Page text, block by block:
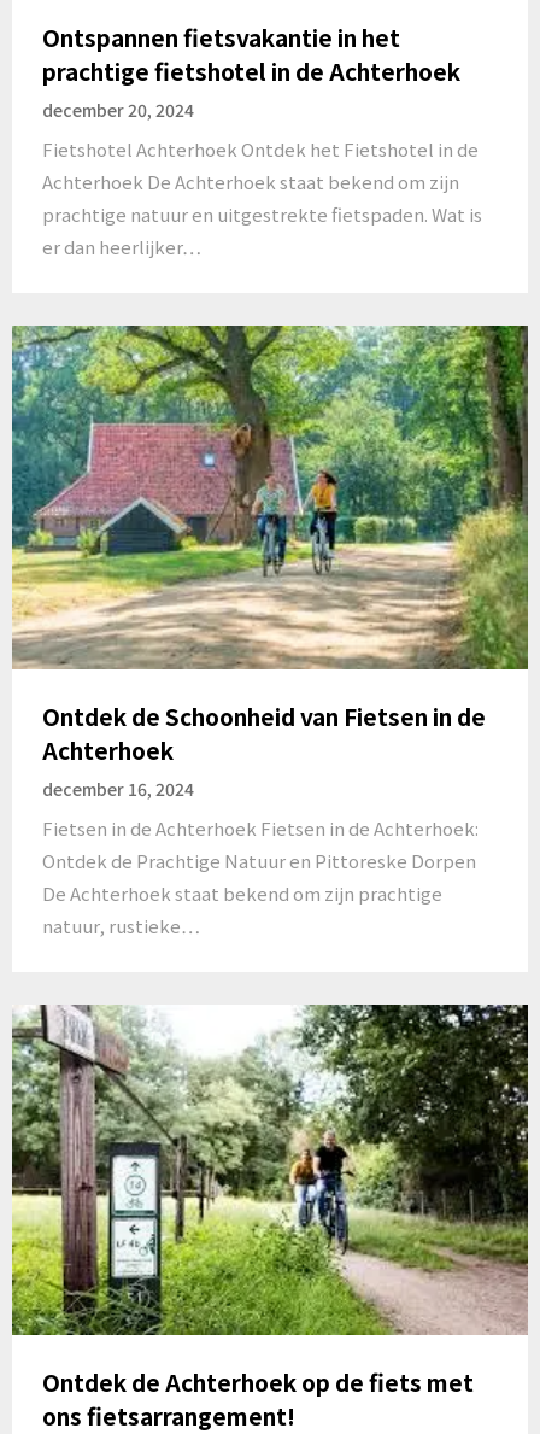
Ontspannen fietsvakantie in het
prachtige fietshotel in de Achterhoek
december 20, 2024
Fietshotel Achterhoek Ontdek het Fietshotel in de
Achterhoek De Achterhoek staat bekend om zijn
prachtige natuur en uitgestrekte fietspaden. Wat is
er dan heerlijker…
Ontdek de Schoonheid van Fietsen in de
Achterhoek
december 16, 2024
Fietsen in de Achterhoek Fietsen in de Achterhoek:
Ontdek de Prachtige Natuur en Pittoreske Dorpen
De Achterhoek staat bekend om zijn prachtige
natuur, rustieke…
Ontdek de Achterhoek op de fiets met
ons fietsarrangement!